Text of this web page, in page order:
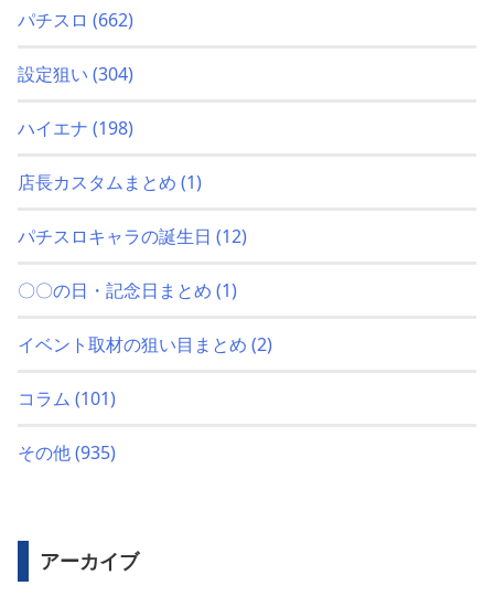
パチスロ (662)
設定狙い (304)
ハイエナ (198)
店長カスタムまとめ (1)
パチスロキャラの誕生日 (12)
〇〇の日・記念日まとめ (1)
イベント取材の狙い目まとめ (2)
コラム (101)
その他(935)
アーカイブ